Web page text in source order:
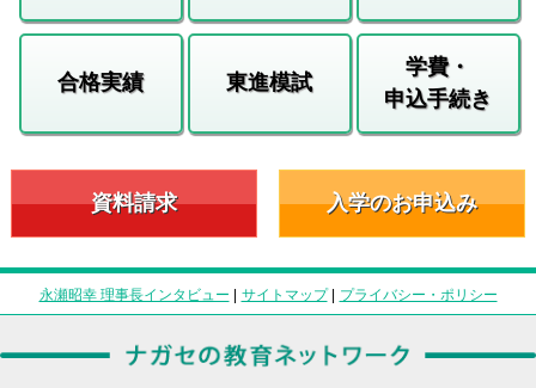
合格実績 東進模試
学費・
申込手続き
資料請求 入学のお申込み
永瀬昭幸 理事長インタビュー | サイトマップ| プライバシー・ポリシー